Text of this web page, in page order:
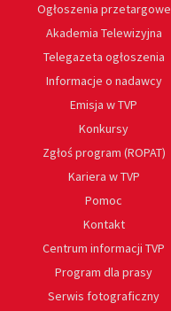
Ogłoszenia przetargowe
Akademia Telewizyjna
Telegazeta ogłoszenia
Informacje o nadawcy
Emisja w TVP
Konkursy
Zgłoś program (ROPAT)
Kariera w TVP
Pomoc
Kontakt
Centrum informacji TVP
Program dla prasy
Serwis fotograficzny